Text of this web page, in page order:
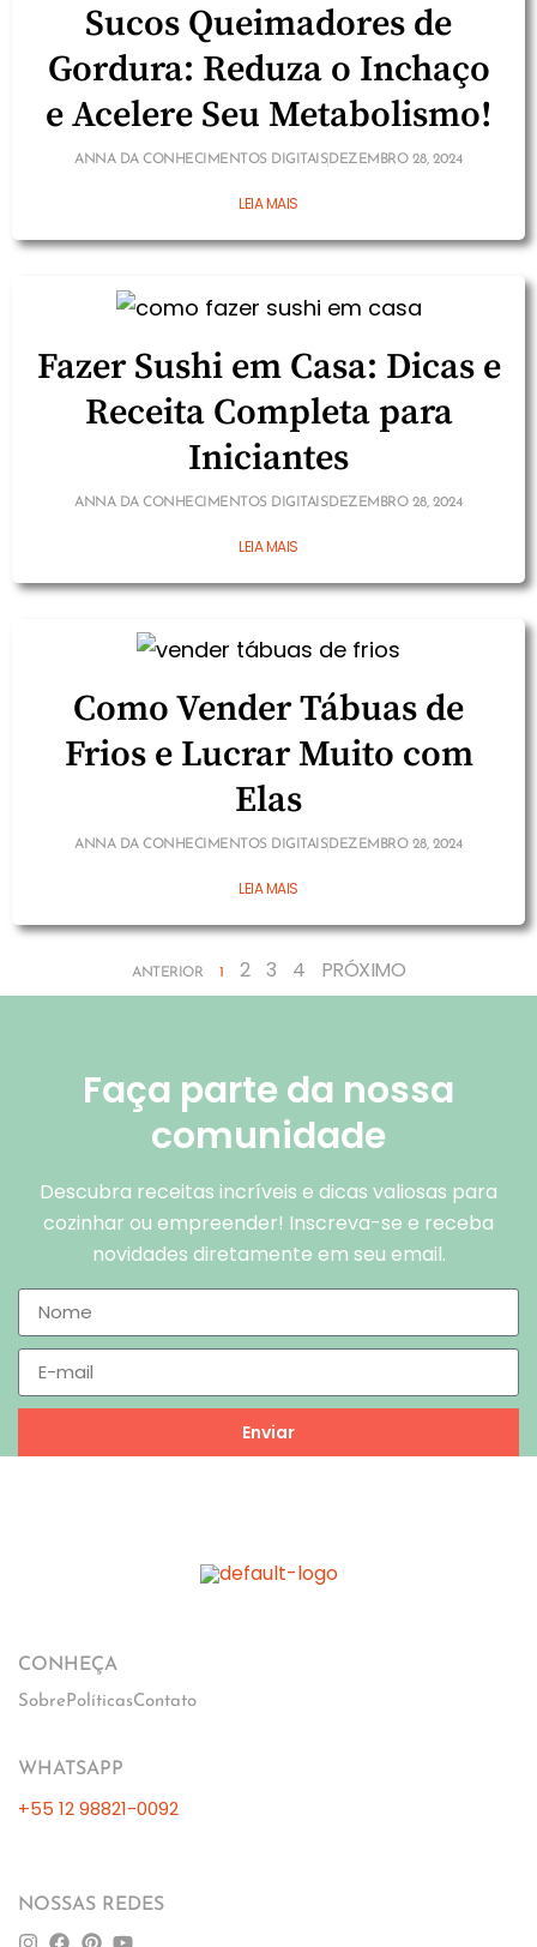
Sucos Queimadores de
Gordura: Reduza o Inchaço
e Acelere Seu Metabolismo!
ANNA DA CONHECIMENTOS DIGITAISDEZEMBRO 28, 2024
LEIA MAIS
Fazer Sushi em Casa: Dicas e
Receita Completa para
Iniciantes
ANNA DA CONHECIMENTOS DIGITAIS DEZEMBRO 28, 2024
LEIA MAIS
Como Vender Tábuas de
Frios e Lucrar Muito com
Elas
ANNA DA CONHECIMENTOS DIGITAIS DEZEMBRO 28, 2024
LEIA MAIS
ANTERIOR 1 2 3 4 PRÓXIMO
Faça parte da nossa
comunidade
Descubra receitas incríveis e dicas valiosas para
cozinhar ou empreender! Inscreva-se e receba
novidades diretamente em seu email.
Enviar
CONHEÇA
Sobre PolíticasContato
WHATSAPP
+55 12 98821-0092
NOSSAS REDES